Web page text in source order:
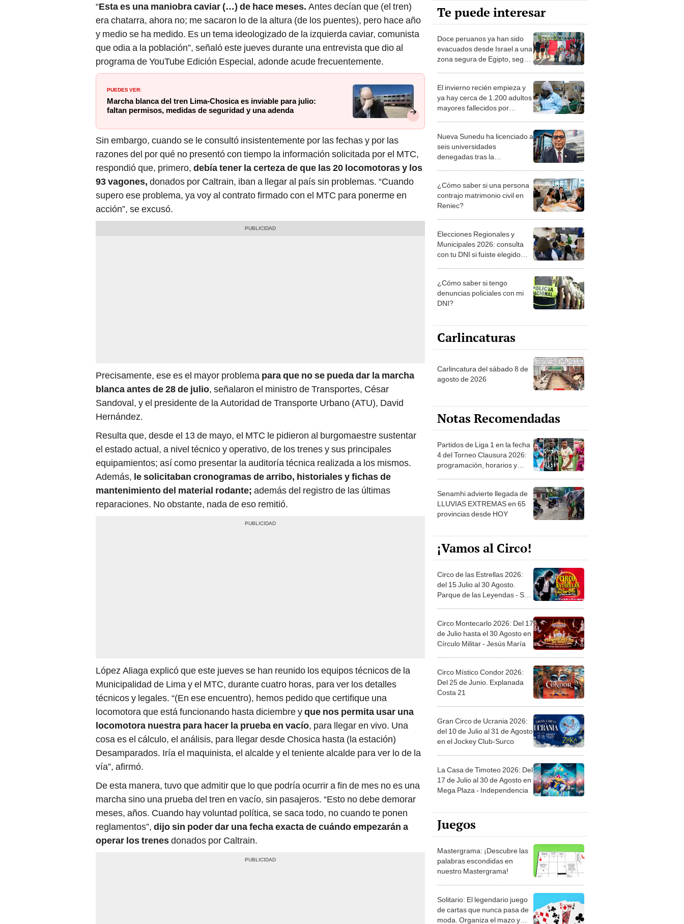
“Esta es una maniobra caviar (…) de hace meses. Antes decían que (el tren)
era chatarra, ahora no; me sacaron lo de la altura (de los puentes), pero hace año
y medio se ha medido. Es un tema ideologizado de la izquierda caviar, comunista
que odia a la población”, señaló este jueves durante una entrevista que dio al
programa de YouTube Edición Especial, adonde acude frecuentemente.
PUEDES VER:
Marcha blanca del tren Lima-Chosica es inviable para julio:
faltan permisos, medidas de seguridad y una adenda
Sin embargo, cuando se le consultó insistentemente por las fechas y por las
razones del por qué no presentó con tiempo la información solicitada por el MTC,
respondió que, primero, debía tener la certeza de que las 20 locomotoras y los
93 vagones, donados por Caltrain, iban a llegar al país sin problemas. “Cuando
supero ese problema, ya voy al contrato firmado con el MTC para ponerme en
acción”, se excusó.
Precisamente, ese es el mayor problema para que no se pueda dar la marcha
blanca antes de 28 de julio, señalaron el ministro de Transportes, César
Sandoval, y el presidente de la Autoridad de Transporte Urbano (ATU), David
Hernández.
Resulta que, desde el 13 de mayo, el MTC le pidieron al burgomaestre sustentar
el estado actual, a nivel técnico y operativo, de los trenes y sus principales
equipamientos; así como presentar la auditoría técnica realizada a los mismos.
Además, le solicitaban cronogramas de arribo, historiales y fichas de
mantenimiento del material rodante; además del registro de las últimas
reparaciones. No obstante, nada de eso remitió.
López Aliaga explicó que este jueves se han reunido los equipos técnicos de la
Municipalidad de Lima y el MTC, durante cuatro horas, para ver los detalles
técnicos y legales. “(En ese encuentro), hemos pedido que certifique una
locomotora que está funcionando hasta diciembre yque nos permita usar una
locomotora nuestra para hacer la prueba en vacío, para llegar en vivo. Una
cosa es el cálculo, el análisis, para llegar desde Chosica hasta (la estación)
Desamparados. Iría el maquinista, el alcalde y el teniente alcalde para ver lo de la
vía”, afirmó.
De esta manera, tuvo que admitir que lo que podría ocurrir a fin de mes no es una
marcha sino una prueba del tren en vacío, sin pasajeros. “Esto no debe demorar
meses, años. Cuando hay voluntad política, se saca todo, no cuando te ponen
reglamentos”, dijo sin poder dar una fecha exacta de cuándo empezarán a
operar los trenesdonados por Caltrain.
Te puede interesar
Doce peruanos ya han sido
evacuados desde Israel a una
zona segura de Egipto, según
El invierno recién empieza y
ya hay cerca de 1.200 adultos
mayores fallecidos por
Nueva Sunedu ha licenciado a
seis universidades
denegadas tras la
¿Cómo saber si una persona
contrajo matrimonio civil en
Reniec?
Elecciones Regionales y
Municipales 2026: consulta
con tu DNI si fuiste elegido
la ONPE
¿Cómo saber si tengo
denuncias policiales con mi
DNI?
Carlincaturas
Carlincatura del sábado 8 de
agosto de 2026
Notas Recomendadas
Partidos de Liga 1 en la fecha
4 del Torneo Clausura 2026:
programación, horarios y
Senamhi advierte llegada de
LLUVIAS EXTREMAS en 65
provincias desde HOY
¡Vamos al Circo!
Circo de las Estrellas 2026:
del 15 Julio al 30 Agosto.
Parque de las Leyendas - San
Circo Montecarlo 2026: Del 17
de Julio hasta el 30 Agosto en
Círculo Militar - Jesús María
Circo Místico Condor 2026:
Del 25 de Junio. Explanada
Costa 21
Gran Circo de Ucrania 2026:
del 10 de Julio al 31 de Agosto
en el Jockey Club-Surco
La Casa de Timoteo 2026: Del
17 de Julio al 30 de Agosto en
Mega Plaza - Independencia
Juegos
Mastergrama: ¡Descubre las
palabras escondidas en
nuestro Mastergrama!
Solitario: El legendario juego
de cartas que nunca pasa de
moda. Organiza el mazo y